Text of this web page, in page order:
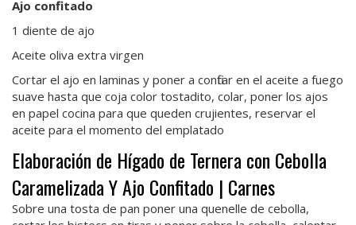
Ajo confitado
1 diente de ajo
Aceite oliva extra virgen
Cortar el ajo en laminas y poner a confitar en el aceite a fuego
suave hasta que coja color tostadito, colar, poner los ajos
en papel cocina para que queden crujientes, reservar el
aceite para el momento del emplatado
Elaboración de Hígado de Ternera con Cebolla
Caramelizada Y Ajo Confitado | Carnes
Sobre una tosta de pan poner una quenelle de cebolla,